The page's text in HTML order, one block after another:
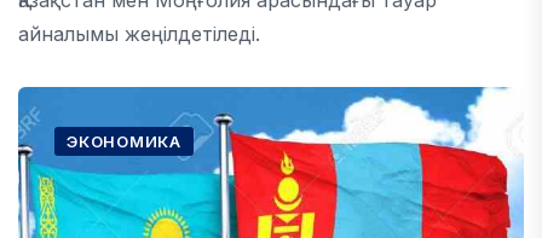
айналымы жеңілдетіледі.
ЭКОНОМИКА